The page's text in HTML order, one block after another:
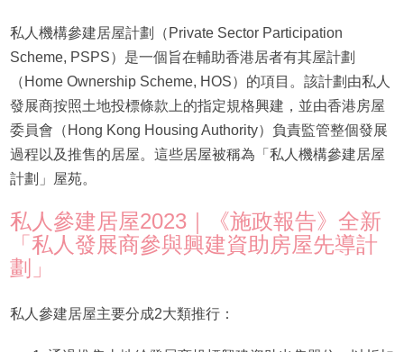
私人機構參建居屋計劃（Private Sector Participation
Scheme, PSPS）是一個旨在輔助香港居者有其屋計劃
（Home Ownership Scheme, HOS）的項目。該計劃由私人
發展商按照土地投標條款上的指定規格興建，並由香港房屋
委員會（Hong Kong Housing Authority）負責監管整個發展
過程以及推售的居屋。這些居屋被稱為「私人機構參建居屋
計劃」屋苑。
私人參建居屋2023｜《施政報告》全新
「私人發展商參與興建資助房屋先導計
劃」
私人參建居屋主要分成2大類推行：